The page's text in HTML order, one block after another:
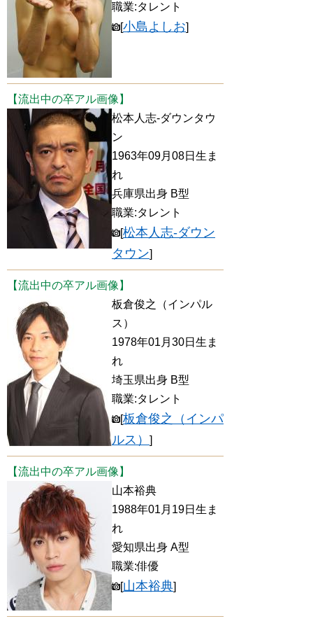
職業:タレント
[小島よしお]
【流出中の卒アル画像】
松本人志-ダウンタウ
ン
1963年09月08日生ま
れ
兵庫県出身 B型
職業:タレント
[松本人志-ダウン
タウン]
【流出中の卒アル画像】
板倉俊之（インパル
ス）
1978年01月30日生ま
れ
埼玉県出身 B型
職業:タレント
[板倉俊之（インパ
ルス） ]
【流出中の卒アル画像】
山本裕典
1988年01月19日生ま
れ
愛知県出身 A型
職業:俳優
[山本裕典]